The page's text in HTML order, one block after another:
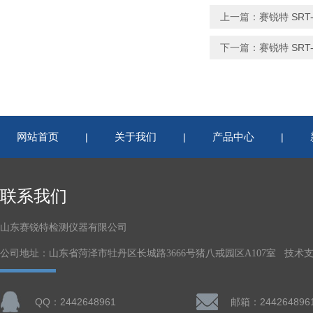
上一篇： 赛锐特
下一篇： 赛锐特
网站首页 | 关于我们 | 产品中心 |
联系我们
山东赛锐特检测仪器有限公司
公司地址：山东省菏泽市牡丹区长城路3666号猪八戒园区A107室 技术
QQ：2442648961 邮箱：